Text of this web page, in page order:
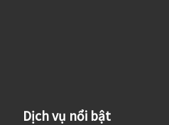
Dịch vụ nổi bật